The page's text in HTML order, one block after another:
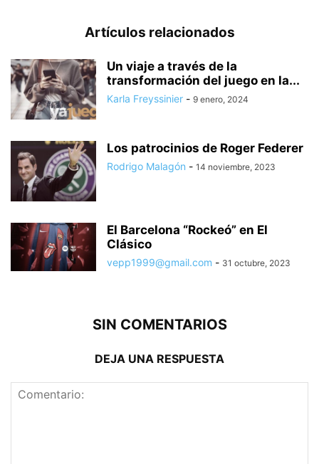
Artículos relacionados
Un viaje a través de la
transformación del juego en la...
Karla Freyssinier - 9 enero, 2024
Los patrocinios de Roger Federer
Rodrigo Malagón - 14 noviembre, 2023
El Barcelona “Rockeó” en El
Clásico
vepp1999@gmail.com - 31 octubre, 2023
SIN COMENTARIOS
DEJA UNA RESPUESTA